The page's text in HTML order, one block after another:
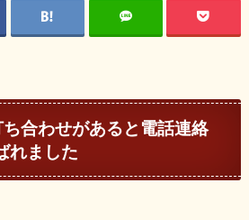
合わせがあると電話連絡
れました